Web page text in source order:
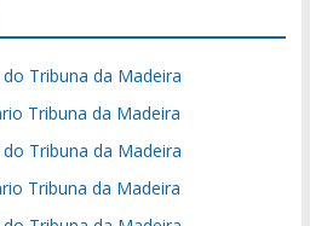
Tribuna da Madeira
Tribuna da Madeira
Tribuna da Madeira
Tribuna da Madeira